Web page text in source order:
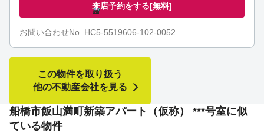
来店予約をする[無料]
お問い合わせNo. HC5-5519606-102-0052
この物件を取り扱う
他の不動産会社を見る
船橋市飯山満町新築アパート（仮称） ***号室に似
ている物件